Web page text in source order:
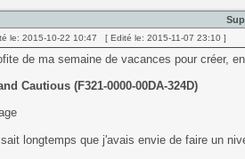
le: 2015-10-22 10:47 [ Edité le: 2015-11-07 23:10 ]
de ma semaine de vacances pour créer,
Cautious (F321-0000-00DA-324D)
longtemps que j'avais envie de faire un